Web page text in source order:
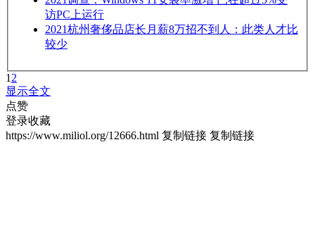
访PC上运行
2021杭州奢侈品店长月薪8万招不到人：此类人才比
较少
1 2
显示全文
点赞
登录收藏
https://www.miliol.org/12666.html 复制链接 复制链接